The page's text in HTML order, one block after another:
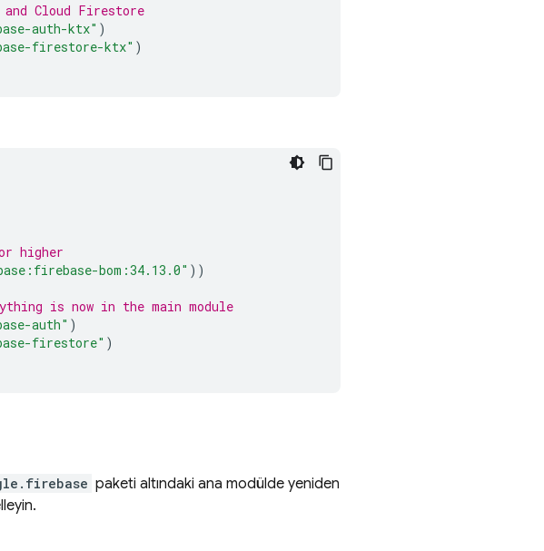
and Cloud Firestore
auth-ktx" )
firestore-ktx" )
higher
bom:34.13.0" ))
is now in the main module
auth" )
firestore" )
paketi altındaki ana modülde yeniden